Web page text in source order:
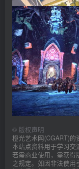
© 版权声明
橙光艺术网(CGART)
本站点资料用于学习交
若需商业使用，需获
之规定。如因非法使用